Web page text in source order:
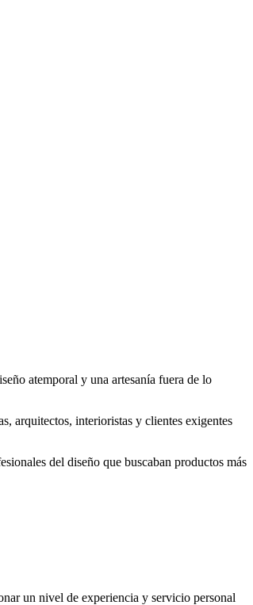
atemporal y una artesanía fuera de lo
arquitectos, interioristas y clientes exigentes
del diseño que buscaban productos más
un nivel de experiencia y servicio personal